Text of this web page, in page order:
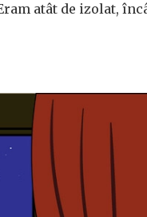
atât de izolat,